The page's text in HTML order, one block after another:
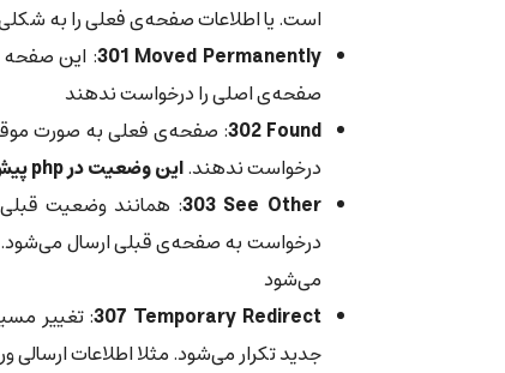
است. یا اطلاعات صفحه‌ی فعلی را به
‎301 Moved Permanently: این
صفحه‌ی اصلی را درخواست ندهند
‎302 Found: صفحه‌ی فعلی به صورت
درخواست ندهند.این وضعیت در php پیش‌فرض است
‎303 See Other
می‌شود
‎307 Temporary Redirect: تغییر
جدید تکرار می‌شود. مثلا اطلاعات